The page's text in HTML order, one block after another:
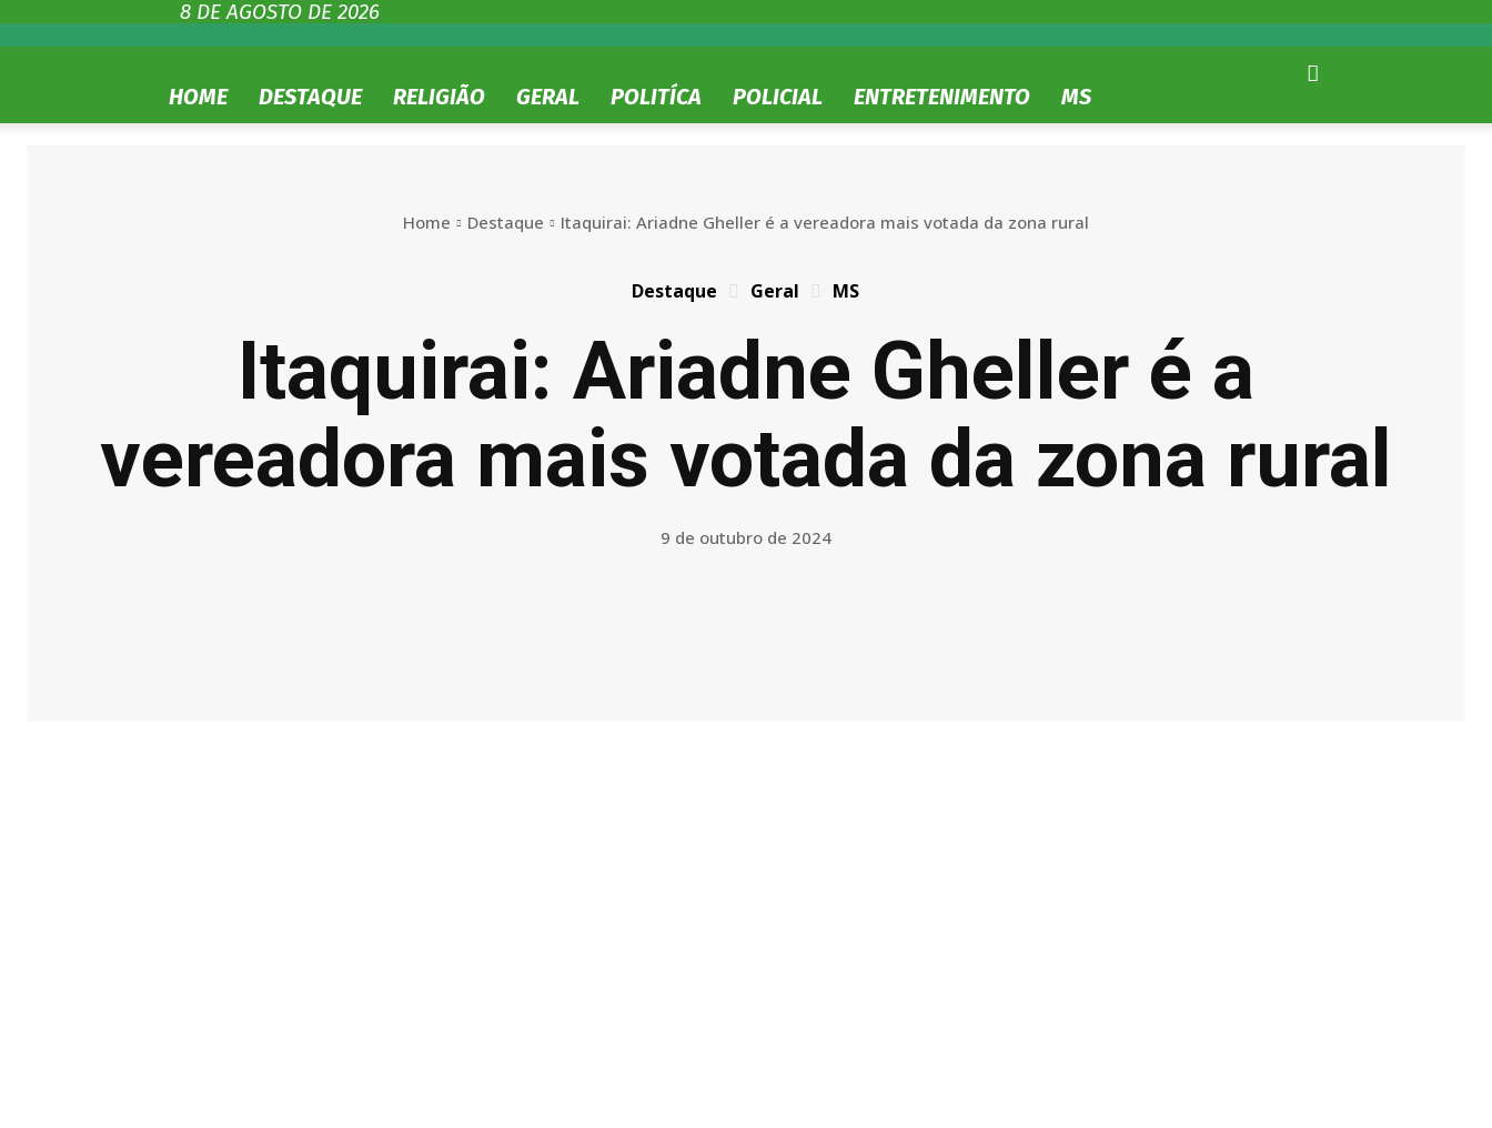
8 DE AGOSTO DE 2026
HOME DESTAQUE RELIGIÃO GERAL POLITÍCA POLICIAL ENTRETENIMENTO MS
Home Destaque Itaquirai: Ariadne Gheller é a vereadora mais votada da zona rural
Destaque Geral MS
Itaquirai: Ariadne Gheller é a
vereadora mais votada da zona rural
9 de outubro de 2024